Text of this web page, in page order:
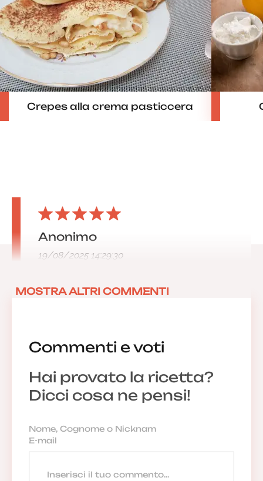
Crepes alla crema pasticcera
Commenti e voti
Hai provato la ricetta?
Dicci cosa ne pensi!
Anonimo
19/08/2025 14:29:30
MOSTRA ALTRI COMMENTI